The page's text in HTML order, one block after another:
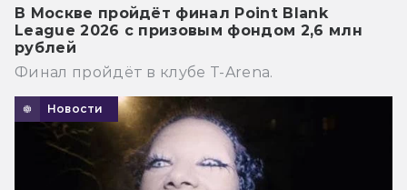
В Москве пройдёт финал Point Blank
League 2026 с призовым фондом 2,6 млн
рублей
Финал пройдёт в клубе T-Arena.
Новости